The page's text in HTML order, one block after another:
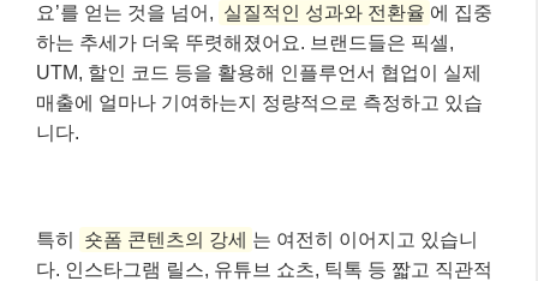
요’를 얻는 것을 넘어, 실질적인 성과와 전환율 에 집중
하는 추세가 더욱 뚜렷해졌어요. 브랜드들은 픽셀,
UTM, 할인 코드 등을 활용해 인플루언서 협업이 실제
매출에 얼마나 기여하는지 정량적으로 측정하고 있습
니다.
특히 숏폼 콘텐츠의 강세 는 여전히 이어지고 있습니
다. 인스타그램 릴스, 유튜브 쇼츠, 틱톡 등 짧고 직관적